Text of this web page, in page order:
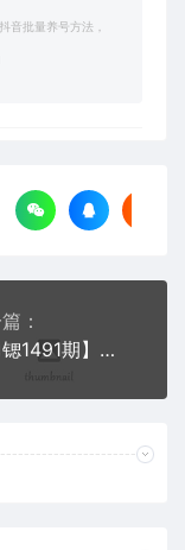
音批量养号方法，
：
【勇锶1491期】白狼抖音养生茶和无限连怼批量玩法+无人直播黑科技教程